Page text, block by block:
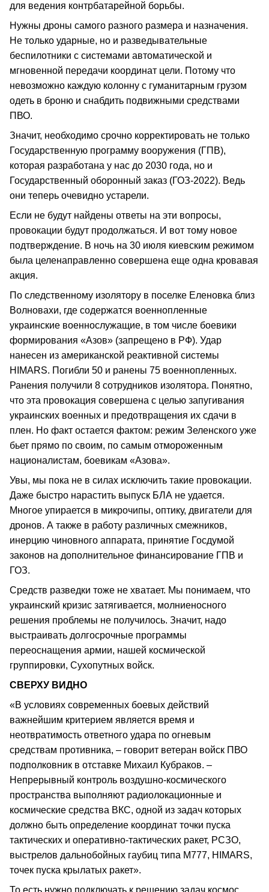
для ведения контрбатарейной борьбы.
Нужны дроны самого разного размера и назначения.
Не только ударные, но и разведывательные
беспилотники с системами автоматической и
мгновенной передачи координат цели. Потому что
невозможно каждую колонну с гуманитарным грузом
одеть в броню и снабдить подвижными средствами
ПВО.
Значит, необходимо срочно корректировать не только
Государственную программу вооружения (ГПВ),
которая разработана у нас до 2030 года, но и
Государственный оборонный заказ (ГОЗ-2022). Ведь
они теперь очевидно устарели.
Если не будут найдены ответы на эти вопросы,
провокации будут продолжаться. И вот тому новое
подтверждение. В ночь на 30 июля киевским режимом
была целенаправленно совершена еще одна кровавая
акция.
По следственному изолятору в поселке Еленовка близ
Волновахи, где содержатся военнопленные
украинские военнослужащие, в том числе боевики
формирования «Азов» (запрещено в РФ). Удар
нанесен из американской реактивной системы
HIMARS. Погибли 50 и ранены 75 военнопленных.
Ранения получили 8 сотрудников изолятора. Понятно,
что эта провокация совершена с целью запугивания
украинских военных и предотвращения их сдачи в
плен. Но факт остается фактом: режим Зеленского уже
бьет прямо по своим, по самым отмороженным
националистам, боевикам «Азова».
Увы, мы пока не в силах исключить такие провокации.
Даже быстро нарастить выпуск БЛА не удается.
Многое упирается в микрочипы, оптику, двигатели для
дронов. А также в работу различных смежников,
инерцию чиновного аппарата, принятие Госдумой
законов на дополнительное финансирование ГПВ и
ГОЗ.
Средств разведки тоже не хватает. Мы понимаем, что
украинский кризис затягивается, молниеносного
решения проблемы не получилось. Значит, надо
выстраивать долгосрочные программы
переоснащения армии, нашей космической
группировки, Сухопутных войск.
СВЕРХУ ВИДНО
«В условиях современных боевых действий
важнейшим критерием является время и
неотвратимость ответного удара по огневым
средствам противника, – говорит ветеран войск ПВО
подполковник в отставке Михаил Кубраков. –
Непрерывный контроль воздушно-космического
пространства выполняют радиолокационные и
космические средства ВКС, одной из задач которых
должно быть определение координат точки пуска
тактических и оперативно-тактических ракет, РСЗО,
выстрелов дальнобойных гаубиц типа М777, HIMARS,
точек пуска крылатых ракет».